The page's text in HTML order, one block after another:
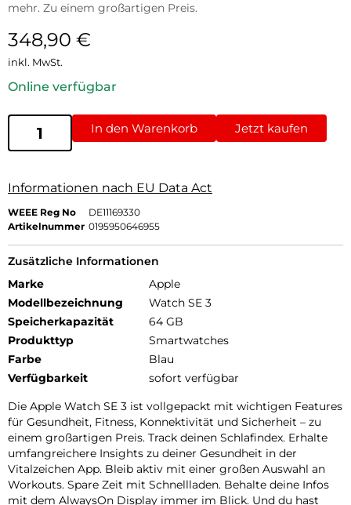
mehr. Zu einem großartigen Preis.
348,90 €
inkl. MwSt.
Online verfügbar
In den Warenkorb Jetzt kaufen
Informationen nach EU Data Act
WEEE Reg No
DE11169330
Artikelnummer 0195950646955
Zusätzliche Informationen
Marke
Apple
Modellbezeichnung
Watch SE 3
Speicherkapazität
64 GB
Produkttyp
Smartwatches
Farbe
Blau
Verfügbarkeit
sofort verfügbar
Die Apple Watch SE 3 ist vollgepackt mit wichtigen Features
für Gesundheit, Fitness, Konnektivität und Sicherheit – zu
einem großartigen Preis. Track deinen Schlafindex. Erhalte
umfangreichere Insights zu deiner Gesundheit in der
Vitalzeichen App. Bleib aktiv mit einer großen Auswahl an
Workouts. Spare Zeit mit Schnellladen. Behalte deine Infos
mit dem AlwaysOn Display immer im Blick. Und du hast